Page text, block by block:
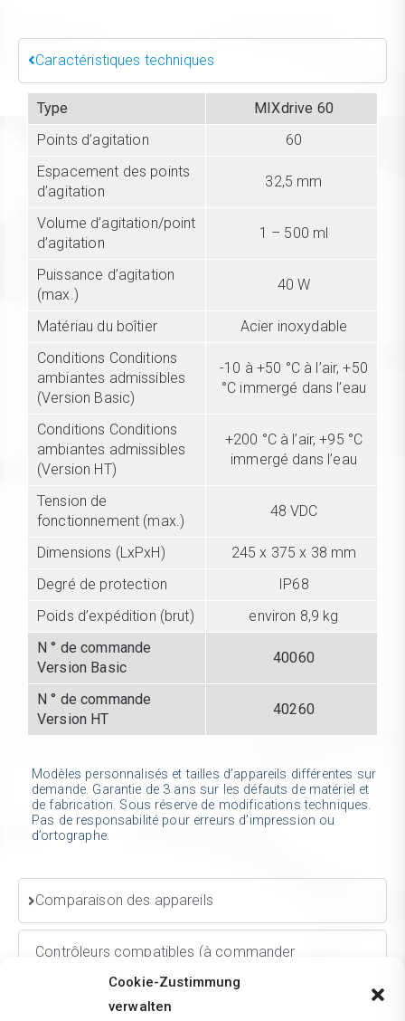
Cookie-Zustimmung
verwalten
Caractéristiques techniques
Type
MIXdrive 60
Points d’agitation
60
Espacement des points
d’agitation
32,5 mm
Volume d’agitation/point
d’agitation
1 – 500 ml
Puissance d’agitation
(max.)
40 W
Matériau du boîtier
Acier inoxydable
Conditions Conditions
ambiantes admissibles
(Version Basic)
-10 à +50 °C à l’air, +50
°C immergé dans l’eau
Conditions Conditions
ambiantes admissibles
(Version HT)
+200 °C à l’air, +95 °C
immergé dans l’eau
Tension de
fonctionnement (max.)
48 VDC
Dimensions (LxPxH)
245 x 375 x 38 mm
Degré de protection
IP68
Poids d’expédition (brut)
environ 8,9 kg
N ° de commande
Version Basic
40060
N ° de commande
Version HT
40260
Modèles personnalisés et tailles d’appareils différentes sur
demande. Garantie de 3 ans sur les défauts de matériel et
de fabrication. Sous réserve de modifications techniques.
Pas de responsabilité pour erreurs d’impression ou
d’ortographe.
Comparaison des appareils
Contrôleurs compatibles (à commander
séparément)